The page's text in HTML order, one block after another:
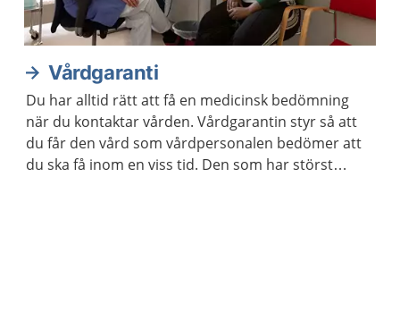
Vårdgaranti
Du har alltid rätt att få en medicinsk bedömning
när du kontaktar vården. Vårdgarantin styr så att
du får den vård som vårdpersonalen bedömer att
du ska få inom en viss tid. Den som har störst